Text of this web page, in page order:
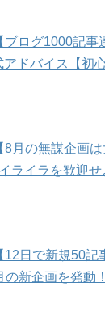
ブログ1000記事
ドバイス【初
8月の無謀企画
ライラを歓迎せ
12日で新規50記
新企画を発動！